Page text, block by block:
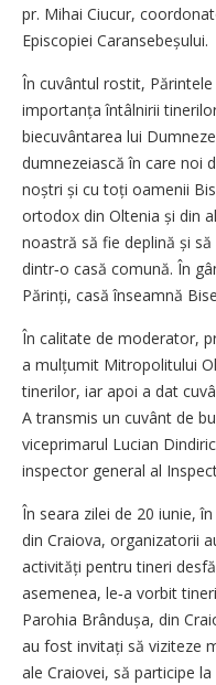
pr. Mihai Ciucur,
Episcopiei Caransebeșului.
În cuvântul rostit,
importanța întâlnirii
biecuvântarea lui
dumnezeiască în care noi
noștri și cu toți oamenii
ortodox din Oltenia și din
noastră să fie deplină și
dintr‑o casă comună. În
Părinți, casă înseamnă
În calitate de moderator,
a mulțumit Mitropolitului
tinerilor, iar apoi a dat
A transmis un cuvânt de
viceprimarul Lucian
inspector general al
În seara zilei de 20 iunie,
din Craiova, organizatorii
activități pentru tineri
asemenea, le‑a vorbit
Parohia Brândușa, din
au fost invitați să viziteze
ale Craiovei, să participe